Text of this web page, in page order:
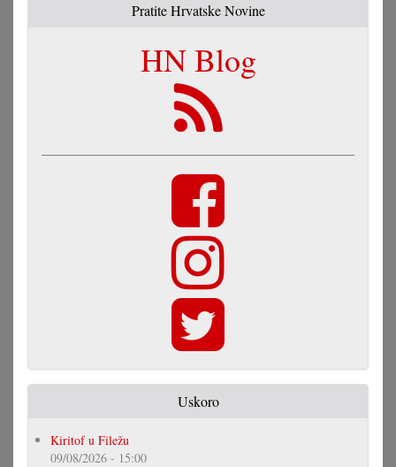
Pratite Hrvatske Novine
HN Blog
Uskoro
Kiritof u Filežu
09/08/2026 - 15:00